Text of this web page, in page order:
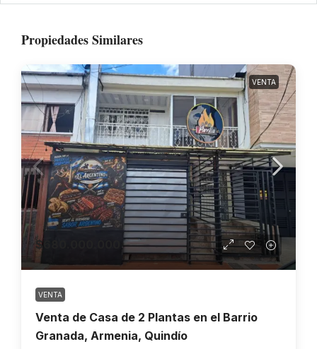
Propiedades Similares
VENTA
$680.000.000
VENTA
Venta de Casa de 2 Plantas en el Barrio
Granada, Armenia, Quindío